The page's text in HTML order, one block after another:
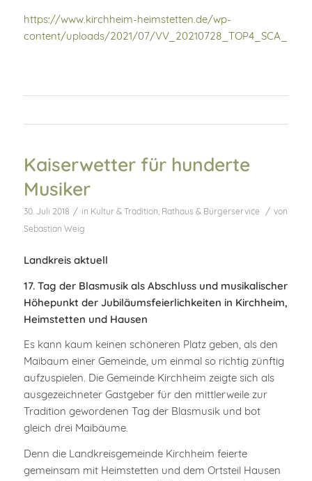
https://www.kirchheim-heimstetten.de/wp-
content/uploads/2021/07/
Kaiserwetter für hunderte
Musiker
30. Juli 2018 / in Kultur & Tradition, Rathaus & Bürgerservice / von
Sebastian Weig
Landkreis aktuell
17. Tag der Blasmusik als Abschluss und musikalischer
Höhepunkt der Jubiläumsfeierlichkeiten in Kirchheim,
Heimstetten und Hausen
Es kann kaum keinen schöneren Platz geben, als den
Maibaum einer Gemeinde, um einmal so richtig zünftig
aufzuspielen. Die Gemeinde Kirchheim zeigte sich als
ausgezeichneter Gastgeber für den mittlerweile zur
Tradition gewordenen Tag der Blasmusik und bot
gleich drei Maibäume.
Denn die Landkreisgemeinde Kirchheim feierte
gemeinsam mit Heimstetten und dem Ortsteil Hausen